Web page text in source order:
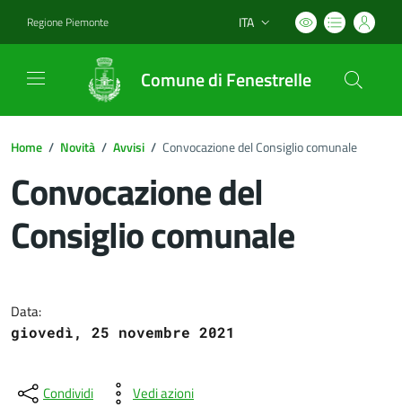
Regione Piemonte Lingua attiva:
ITA
Comune di Fenestrelle
Home / Novità / Avvisi / Convocazione del Consiglio comunale
Convocazione del
Consiglio comunale
Data:
giovedì, 25 novembre 2021
Condividi Vedi azioni